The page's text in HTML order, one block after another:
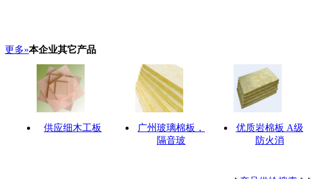
更多»本企业其它产品
供应细木工板
广州玻璃棉板，
隔音玻
优质岩棉板 A级
防火消